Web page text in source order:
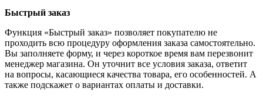
Быстрый заказ
Функция «Быстрый заказ» позволяет покупателю не
проходить всю процедуру оформления заказа самостоятельно.
Вы заполняете форму, и через короткое время вам перезвонит
менеджер магазина. Он уточнит все условия заказа, ответит
на вопросы, касающиеся качества товара, его особенностей. А
также подскажет о вариантах оплаты и доставки.